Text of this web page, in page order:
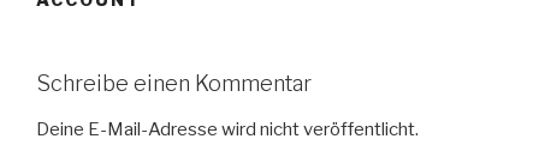
Schreibe einen Kommentar
Deine E-Mail-Adresse wird nicht veröffentlicht.